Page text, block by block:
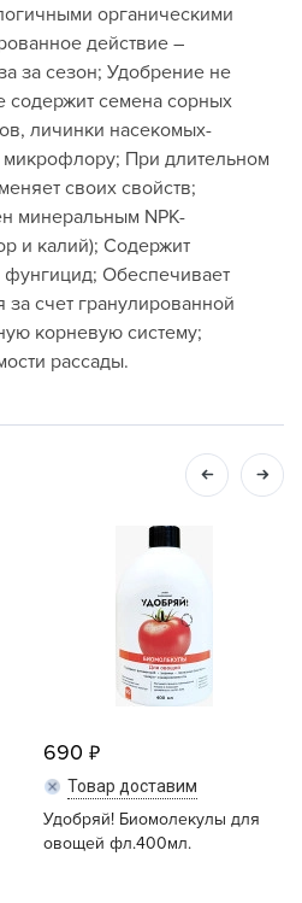
органическими
действие –
за сезон; Удобрение не
содержит семена сорных
личинки насекомых-
микрофлору; При длительном
своих свойств;
минеральным NPK-
и калий); Содержит
Обеспечивает
счет гранулированной
корневую систему;
рассады.
690
Товар доставим
Удобряй! Биомолекулы для
овощей фл.400мл.